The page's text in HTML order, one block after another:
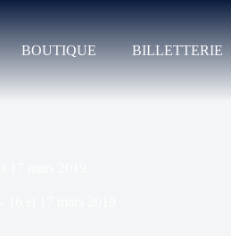
BOUTIQUE BILLETTERIE